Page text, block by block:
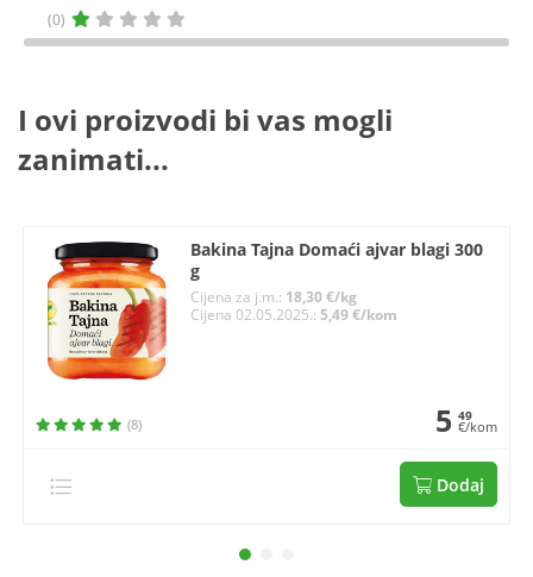
(0)
I ovi proizvodi bi vas mogli
zanimati...
Bakina Tajna Domaći ajvar blagi 300
g
Cijena za j.m.: 18,30 €/kg
Cijena 02.05.2025.:5,49 €/kom
(8) 5 49
€/kom
Dodaj